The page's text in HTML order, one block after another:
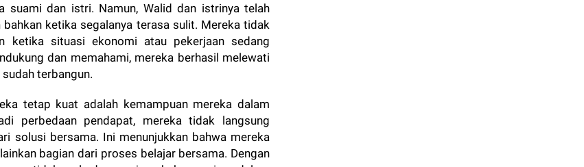
suami dan istri. Namun, Walid dan istrinya telah
ketika segalanya terasa sulit. Mereka tidak
ketika situasi ekonomi atau pekerjaan sedang
dan memahami, mereka berhasil melewati
terbangun.
tetap kuat adalah kemampuan mereka dalam
perbedaan pendapat, mereka tidak langsung
solusi bersama. Ini menunjukkan bahwa mereka
bagian dari proses belajar bersama. Dengan